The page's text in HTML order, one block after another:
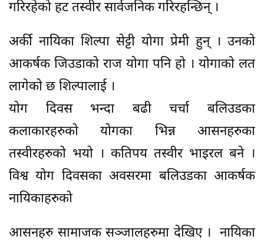
गरिरहेको हट तस्वीर सार्वजनिक गरिरहन्छिन् ।
अर्की नायिका शिल्पा सेट्टी योगा प्रेमी हुन् । उनको
आकर्षक जिउडाको राज योगा पनि हो । योगाको लत
लागेको छ शिल्पालाई ।
योग दिवस भन्दा बढी चर्चा बलिउडका
कलाकारहरुको योगका भिन्न आसनहरुका
तस्वीरहरुको भयो । कतिपय तस्वीर भाइरल बने ।
विश्व योग दिवसका अवसरमा बलिउडका आकर्षक
नायिकाहरुको
आसनहरु सामाजक सञ्जालहरुमा देखिए । नायिका